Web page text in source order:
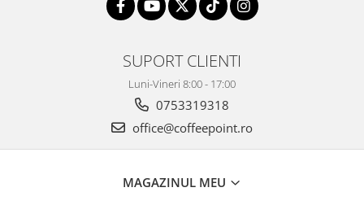
SUPORT CLIENTI
Luni-Vineri 8:00 - 17:00
0753319318
office@coffeepoint.ro
MAGAZINUL MEU